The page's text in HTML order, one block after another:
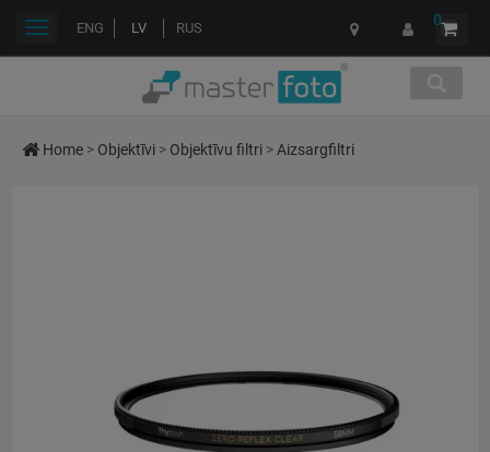
ENG LV RUS 0
Toggle
Home > Objektīvi > Objektīvu filtri >Aizsargfiltri